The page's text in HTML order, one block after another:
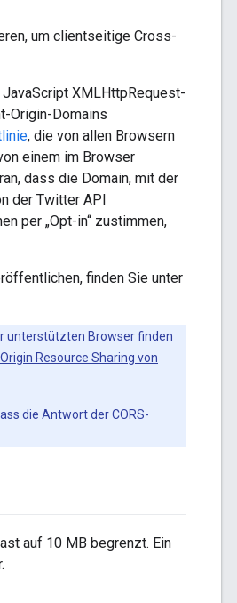
um clientseitige Cross-
XMLHttpRequest-
Origin-Domains
, die von allen Browsern
einem im Browser
dass die Domain, mit der
der Twitter API
per „Opt-in“ zustimmen,
finden Sie unter
unterstützten Browserfinden
Resource Sharing von
die Antwort der CORS-
auf 10 MB begrenzt. Ein